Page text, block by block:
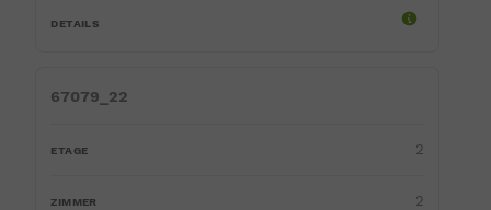
67079_22
2
2